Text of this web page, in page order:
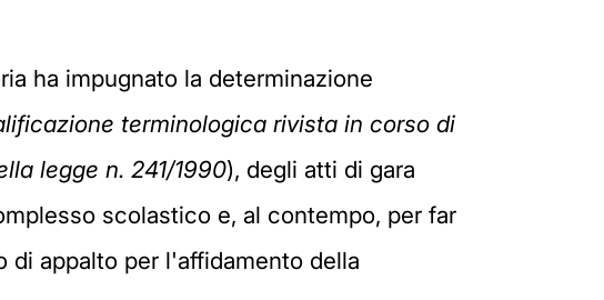
ha impugnato la determinazione
terminologica rivista in corso di
legge n. 241/1990), degli atti di gara
scolastico e, al contempo, per far
appalto per l'affidamento della